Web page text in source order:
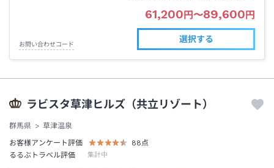
61,200円〜89,600円
お問い合わせコード
選択する
ラビスタ草津ヒルズ（共立リゾート）
群馬県
草津温泉
お客様アンケート評価
88点
るるぶトラベル評価
集計中